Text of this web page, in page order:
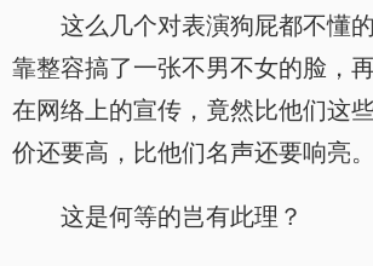
这么几个对表演狗屁都不懂
靠整容搞了一张不男不女的脸，
在网络上的宣传，竟然比他们这
价还要高，比他们名声还要响亮。
这是何等的岂有此理？